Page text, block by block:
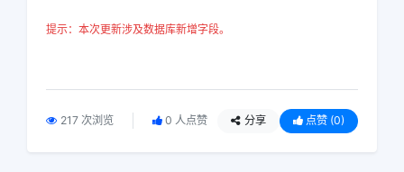
提示：本次更新涉及数据库新增字段。
217 次浏览 0 人点赞 分享 点赞 (0)